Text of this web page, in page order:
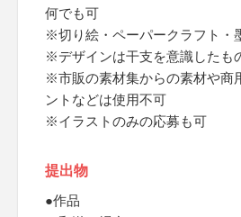
何でも可
※切り絵・ペーパークラフト・
※デザインは干支を意識したも
※市販の素材集からの素材や商
ントなどは使用不可
※イラストのみの応募も可
提出物
●作品